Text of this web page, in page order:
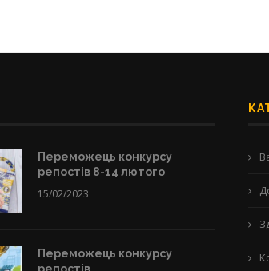
Переможець конкурсу
репостів 8-14 лютого
15/02/2023
Переможець конкурсу